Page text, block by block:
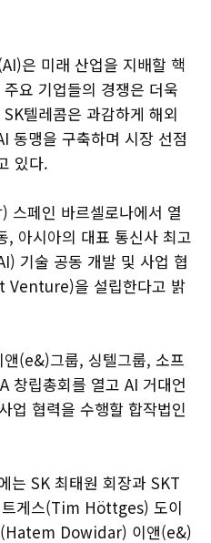
은 미래 산업을 지배할 핵
요 기업들의 경쟁은 더욱
텔레콤은 과감하게 해외
동맹을 구축하며 시장 선점
있다.
스페인 바르셀로나에서 열
, 아시아의 대표 통신사 최고
기술 공동 개발 및 사업 협
Venture)을 설립한다고 밝
(e&)그룹, 싱텔그룹, 소프
창립총회를 열고 AI 거대언
업 협력을 수행할 합작법인
는 SK 최태원 회장과 SKT
트게스(Tim Höttges) 도이
(Hatem Dowidar) 이앤(e&)